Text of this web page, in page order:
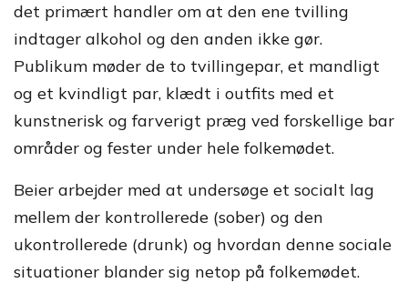
det primært handler om at den ene tvilling
indtager alkohol og den anden ikke gør.
Publikum møder de to tvillingepar, et mandligt
og et kvindligt par, klædt i outfits med et
kunstnerisk og farverigt præg ved forskellige bar
områder og fester under hele folkemødet.
Beier arbejder med at undersøge et socialt lag
mellem der kontrollerede (sober) og den
ukontrollerede (drunk) og hvordan denne sociale
situationer blander sig netop på folkemødet.